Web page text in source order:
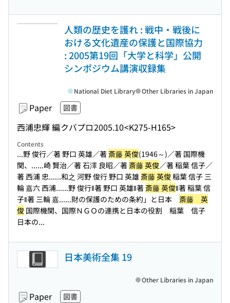
人類の歴史を護れ : 戦中・戦後に
おける文化遺産の保護と国際協力
: 2005第19回「大学と科学」公開
シンポジウム講演収録集
Paper 図書
西浦忠輝 編クバプロ2005.10<K275-H165>
National Diet Library Other Libraries in Japan
Contents
...野 俊行／著 野口 英雄／著 斎藤 英俊(1946～)／著 国際機
関、......崎 賢治／著 石澤 良昭／著 斎藤 英俊／著 稲葉 信子／
著 西浦 忠......和之 河野 俊行 野口 英雄 斎藤 英俊稲葉 信子 三
輪 嘉六 西浦......野 俊行‖著 野口 英雄‖著 斎藤 英俊‖著 稲葉 信
子‖著 三輪 嘉......財の保護のための条約」と日本 斎藤 英
俊 国際機関、国際ＮＧＯの連携と日本の役割 稲葉 信子
日本の...
日本美術全集 19
Paper 図書
Other Libraries in Japan